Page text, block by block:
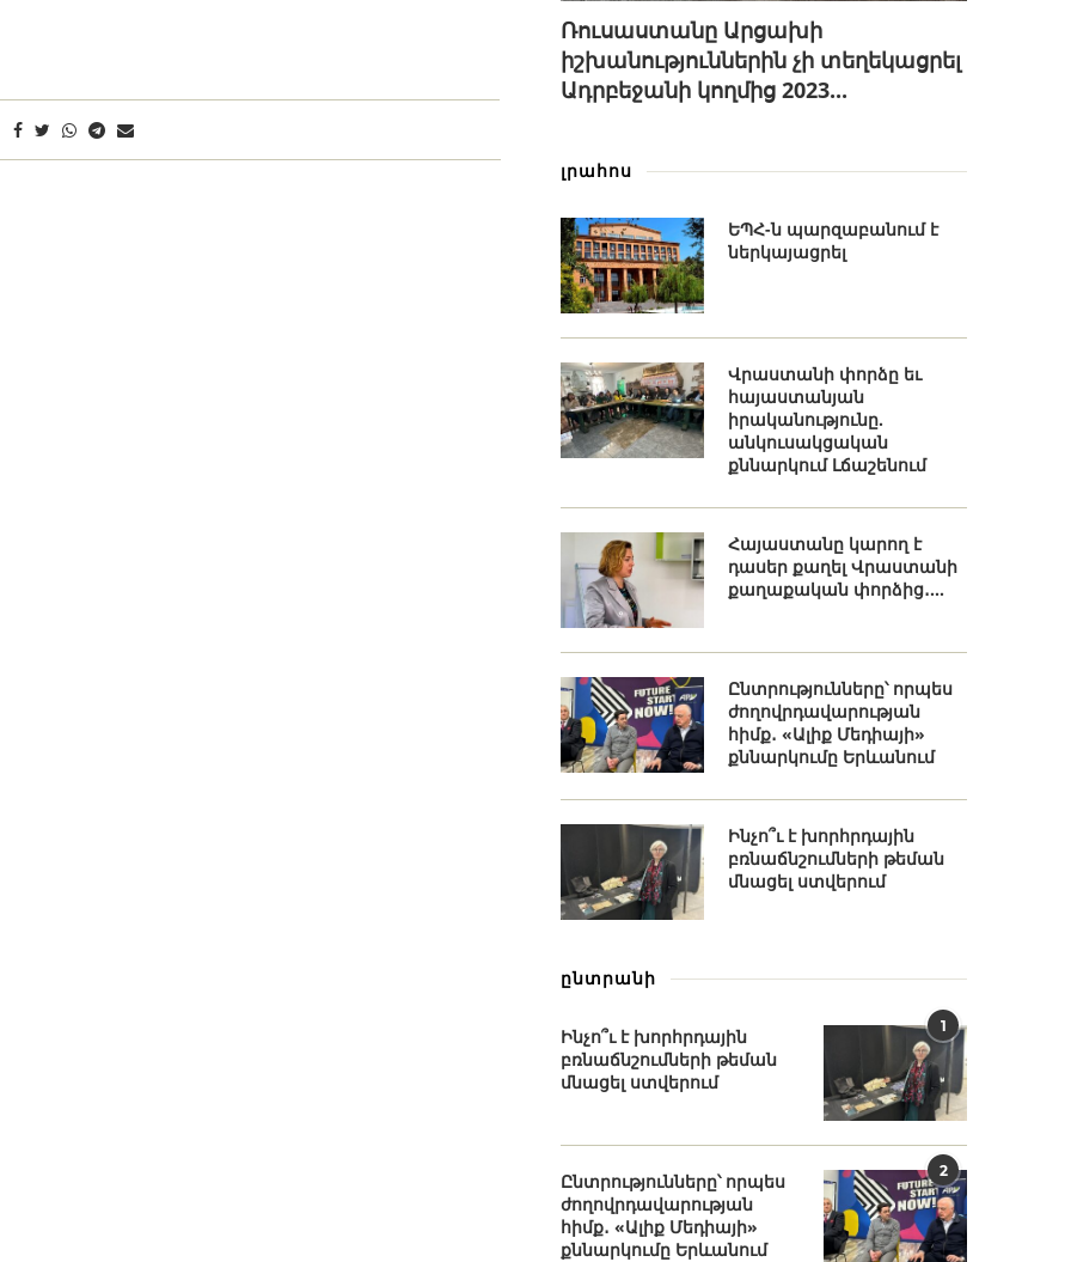
Ռուսաստանը Արցախի
իշխանություններին չի տեղեկացրել
Ադրբեջանի կողմից 2023...
լրահոս
ԵՊՀ-ն պարզաբանում է
ներկայացրել
Վրաստանի փորձը եւ
հայաստանյան
իրականությունը.
անկուսակցական
քննարկում Լճաշենում
Հայաստանը կարող է
դասեր քաղել Վրաստանի
քաղաքական փորձից․...
Ընտրությունները՝ որպես
ժողովրդավարության
հիմք․ «Ալիք Մեդիայի»
քննարկումը Երևանում
Ինչո՞ւ է խորհրդային
բռնաճնշումների թեման
մնացել ստվերում
ընտրանի
1
Ինչո՞ւ է խորհրդային
բռնաճնշումների թեման
մնացել ստվերում
2
Ընտրությունները՝ որպես
ժողովրդավարության
հիմք․ «Ալիք Մեդիայի»
քննարկումը Երևանում